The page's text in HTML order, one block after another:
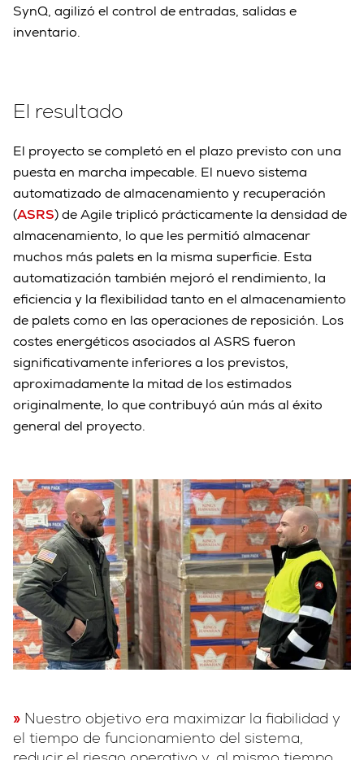
SynQ, agilizó el control de entradas, salidas e
inventario.
El resultado
El proyecto se completó en el plazo previsto con una
puesta en marcha impecable. El nuevo sistema
automatizado de almacenamiento y recuperación
(ASRS) de Agile triplicó prácticamente la densidad de
almacenamiento, lo que les permitió almacenar
muchos más palets en la misma superficie. Esta
automatización también mejoró el rendimiento, la
eficiencia y la flexibilidad tanto en el almacenamiento
de palets como en las operaciones de reposición. Los
costes energéticos asociados al ASRS fueron
significativamente inferiores a los previstos,
aproximadamente la mitad de los estimados
originalmente, lo que contribuyó aún más al éxito
general del proyecto.
Nuestro objetivo era maximizar la fiabilidad y
el tiempo de funcionamiento del sistema,